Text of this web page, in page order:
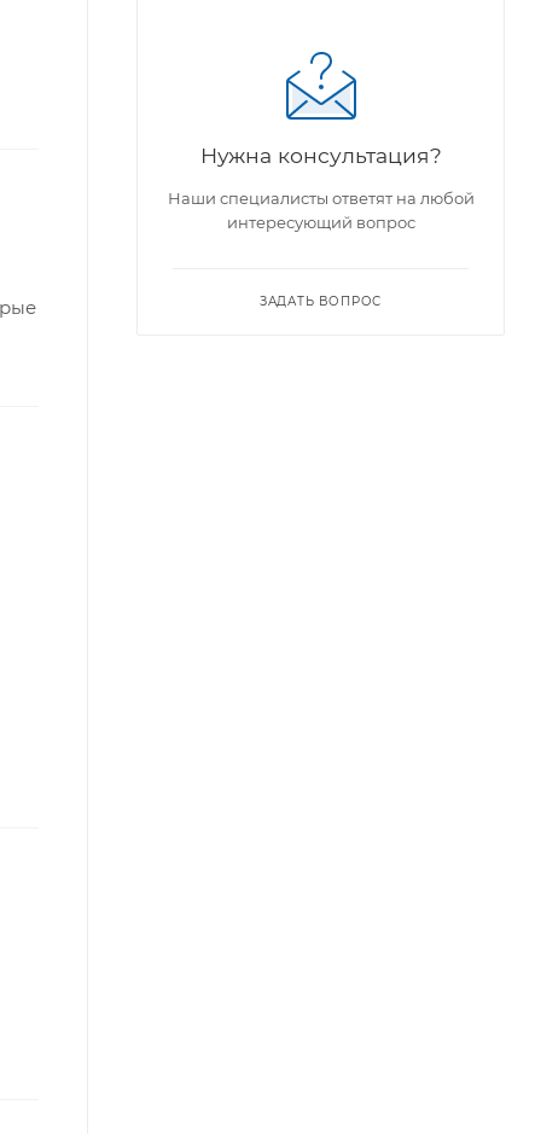
Нужна консультация?
Наши специалисты ответят на любой
интересующий вопрос
ЗАДАТЬ ВОПРОС